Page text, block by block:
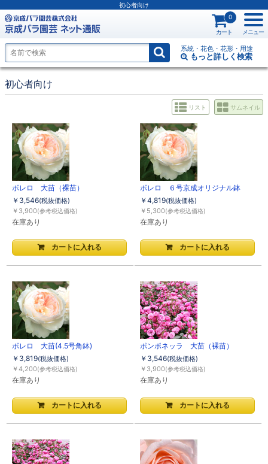
初心者向け
系統・花色・花形・用途
もっと詳しく検索
カート
0
メニュー
初心者向け
リスト サムネイル
ボレロ 大苗（裸苗）
￥3,546(税抜価格)
￥3,900(参考税込価格)
在庫あり
ボレロ ６号京成オリジナル鉢
￥4,819(税抜価格)
￥5,300(参考税込価格)
在庫あり
ボレロ 大苗(4.5号角鉢)
￥3,819(税抜価格)
￥4,200(参考税込価格)
在庫あり
ポンポネッラ 大苗（裸苗）
￥3,546(税抜価格)
￥3,900(参考税込価格)
在庫あり